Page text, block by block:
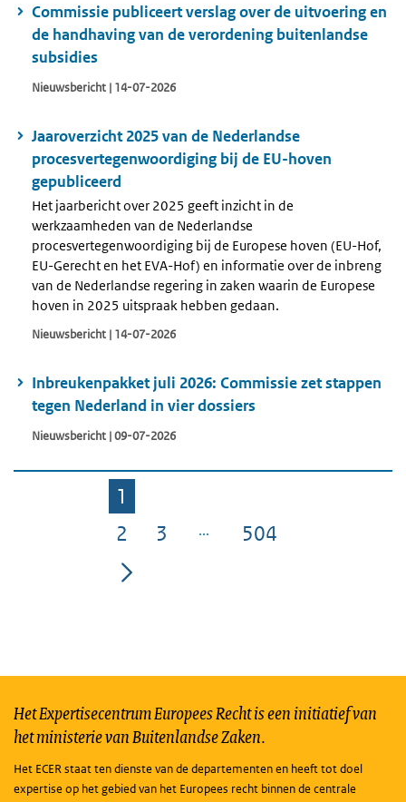
Commissie publiceert verslag over de uitvoering en
de handhaving van de verordening buitenlandse
subsidies
Nieuwsbericht | 14-07-2026
Jaaroverzicht 2025 van de Nederlandse
procesvertegenwoordiging bij de EU-hoven
gepubliceerd
Het jaarbericht over 2025 geeft inzicht in de
werkzaamheden van de Nederlandse
procesvertegenwoordiging bij de Europese hoven (EU-Hof,
EU-Gerecht en het EVA-Hof) en informatie over de inbreng
van de Nederlandse regering in zaken waarin de Europese
hoven in 2025 uitspraak hebben gedaan.
Nieuwsbericht | 14-07-2026
Inbreukenpakket juli 2026: Commissie zet stappen
tegen Nederland in vier dossiers
Nieuwsbericht | 09-07-2026
Pagina
1
Pagina
2 Pagina
3 Pagina
504
Het Expertisecentrum Europees Recht is een initiatief van
het ministerie van Buitenlandse Zaken.
Het ECER staat ten dienste van de departementen en heeft tot doel
expertise op het gebied van het Europees recht binnen de centrale